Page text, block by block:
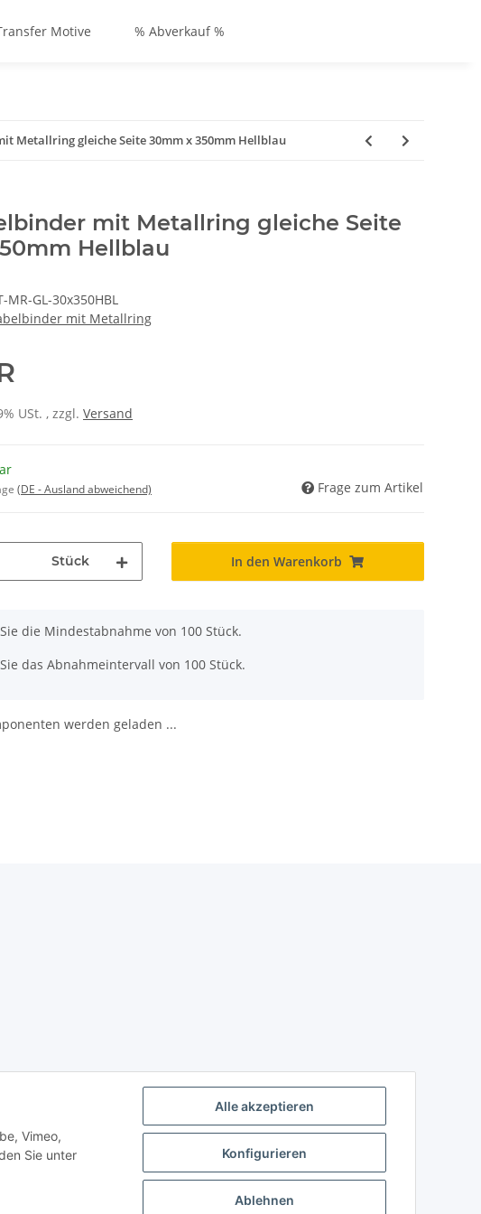
Alle akzeptieren
Konfigurieren
Ablehnen
Vimeo,
Sie unter
Motive % Abverkauf %
Metallring gleiche Seite 30mm x 350mm Hellblau
mit Metallring gleiche Seite
Hellblau
MR-GL-30x350HBL
mit Metallring
USt. , zzgl. Versand
(DE - Ausland abweichend) Frage zum Artikel
Stück In den Warenkorb
die Mindestabnahme von 100 Stück.
das Abnahmeintervall von 100 Stück.
werden geladen ...